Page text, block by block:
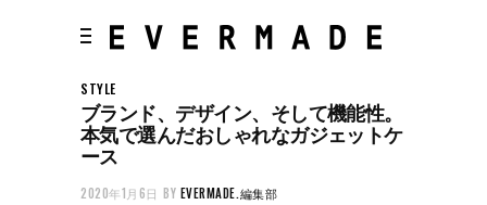
STYLE
ブランド、デザイン、そして機能性。
本気で選んだおしゃれなガジェットケ
ース
2020年1月6日 BY EVERMADE.編集部